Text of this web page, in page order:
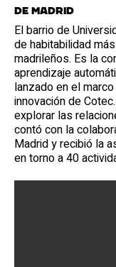
de Madrid
El barrio de
de habitabilidad
madrileños. Es la
aprendizaje
lanzado en el
innovación de
explorar las
contó con la
Madrid y recibió la
en torno a 40